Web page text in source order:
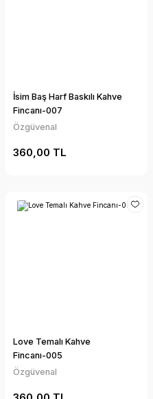
İsim Baş Harf Baskılı Kahve
Fincanı-007
Özgüvenal
360,00 TL
Love Temalı Kahve
Fincanı-005
Özgüvenal